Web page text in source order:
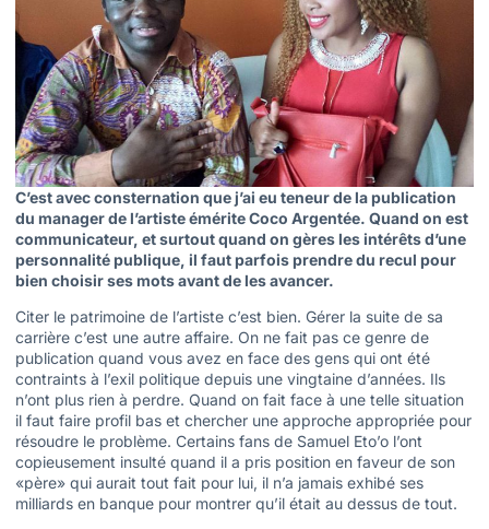
C’est avec consternation que j’ai eu teneur de la publication
du manager de l’artiste émérite Coco Argentée. Quand on est
communicateur, et surtout quand on gères les intérêts d’une
personnalité publique, il faut parfois prendre du recul pour
bien choisir ses mots avant de les avancer.
Citer le patrimoine de l’artiste c’est bien. Gérer la suite de sa
carrière c’est une autre affaire. On ne fait pas ce genre de
publication quand vous avez en face des gens qui ont été
contraints à l’exil politique depuis une vingtaine d’années. Ils
n’ont plus rien à perdre. Quand on fait face à une telle situation
il faut faire profil bas et chercher une approche appropriée pour
résoudre le problème. Certains fans de Samuel Eto’o l’ont
copieusement insulté quand il a pris position en faveur de son
«père» qui aurait tout fait pour lui, il n’a jamais exhibé ses
milliards en banque pour montrer qu’il était au dessus de tout.